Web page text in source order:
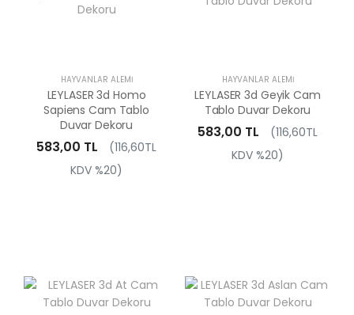
HAYVANLAR ALEMI
LEYLASER 3d Homo
Sapiens Cam Tablo
Duvar Dekoru
583,00 TL
(116,60TL
KDV %20)
HAYVANLAR ALEMI
LEYLASER 3d Geyik Cam
Tablo Duvar Dekoru
583,00 TL
(116,60TL
KDV %20)